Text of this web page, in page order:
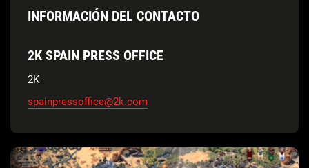
INFORMACIÓN DEL CONTACTO
2K SPAIN PRESS OFFICE
2K
spainpressoffice@2k.com